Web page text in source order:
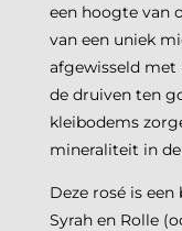
een hoogte van
van een uniek
afgewisseld met
de druiven ten
kleibodems
mineraliteit in
Deze rosé is
Syrah en Rolle